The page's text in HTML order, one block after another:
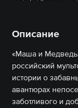
Описание
«Маша и
российский
истории о
авантюрах
заботливого и